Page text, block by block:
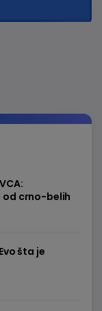
od crno-belih
šta je